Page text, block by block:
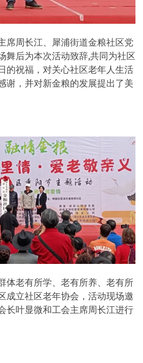
席周长江、犀浦街道金粮社区党
舞后为本次活动致辞,共同为社区
的祝福，对关心社区老年人生活
谢，并对新金粮的发展提出了美
体老有所学、老有所养、老有所
成立社区老年协会，活动现场邀
长叶显微和工会主席周长江进行